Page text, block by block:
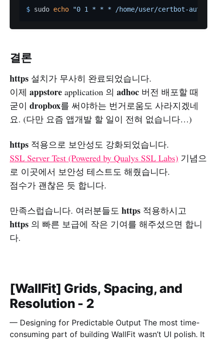
$ sudo echo "0 1 * * * /home/user/certbot-auto
결론
https 설치가 무사히 완료되었습니다.
이제 appstore application 의 adhoc 버전 배포할 때
굳이 dropbox를 써야하는 번거로움도 사라지겠네
요. (다만 요즘 앱개발 할 일이 전혀 없습니다…)
https 적용으로 보안성도 강화되었습니다.
SSL Server Test (Powered by Qualys SSL Labs) 기념으
로 이곳에서 보안성 테스트도 해줬습니다.
점수가 괜찮은 듯 합니다.
만족스럽습니다. 여러분들도 https 적용하시고
https 의 빠른 보급에 작은 기여를 해주셨으면 합니
다.
[WallFit] Grids, Spacing, and
Resolution - 2
— Designing for Predictable Output The most time-
consuming part of building WallFit wasn’t UI polish. It